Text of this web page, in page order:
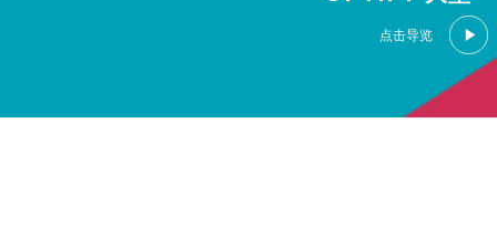
点击导览